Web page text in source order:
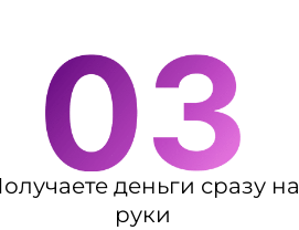
деньги сразу на
руки